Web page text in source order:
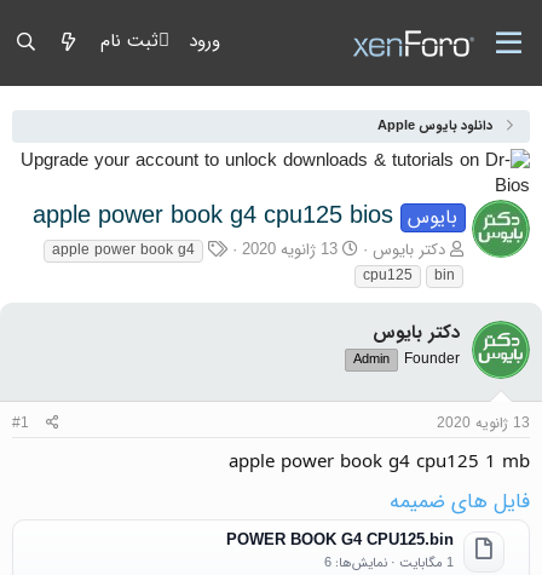
ورود ثبت نام
دانلود بایوس Apple
بایوس apple power book g4 cpu125 bios
آغازگر گفتمان
دکتر بایوس تاریخ شروع
13 ژانویه 2020 برچسب‌ها
apple power book g4
bin
cpu125
دکتر بایوس
Founder
Admin
13 ژانویه 2020 #1
apple power book g4 cpu125 1 mb
فایل های ضمیمه
POWER BOOK G4 CPU125.bin
1 مگابایت · نمایش‌ها: 6